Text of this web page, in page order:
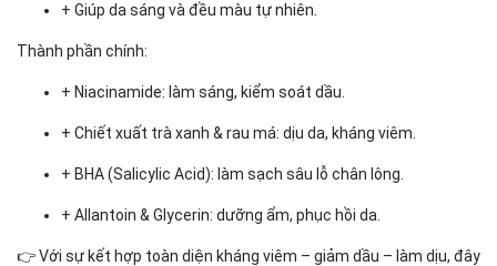
+ Giúp da sáng và đều màu tự nhiên.
Thành phần chính:
+ Niacinamide: làm sáng, kiểm soát dầu.
+ Chiết xuất trà xanh & rau má: dịu da, kháng viêm.
+ BHA (Salicylic Acid): làm sạch sâu lỗ chân lông.
+ Allantoin & Glycerin: dưỡng ẩm, phục hồi da.
👉 Với sự kết hợp toàn diện kháng viêm – giảm dầu – làm dịu, đây